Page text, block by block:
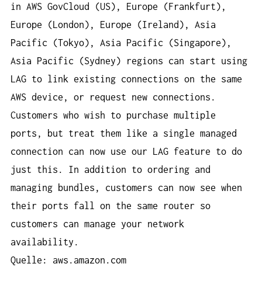
in AWS GovCloud (US), Europe (Frankfurt),
Europe (London), Europe (Ireland), Asia
Pacific (Tokyo), Asia Pacific (Singapore),
Asia Pacific (Sydney) regions can start using
LAG to link existing connections on the same
AWS device, or request new connections.
Customers who wish to purchase multiple
ports, but treat them like a single managed
connection can now use our LAG feature to do
just this. In addition to ordering and
managing bundles, customers can now see when
their ports fall on the same router so
customers can manage your network
availability.
Quelle: aws.amazon.com